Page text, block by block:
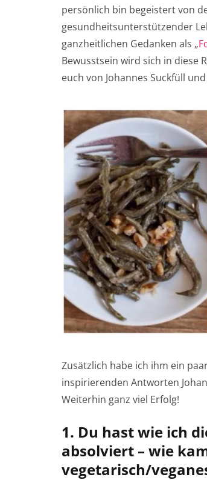
persönlich bin begeistert von
gesundheitsunterstützender
ganzheitlichen Gedanken als „
Bewusstsein wird sich in diese
euch von Johannes Suckfüll
Zusätzlich habe ich ihm ein
inspirierenden Antworten
Weiterhin ganz viel Erfolg!
1. Du hast wie ich
absolviert – wie
vegetarisch/